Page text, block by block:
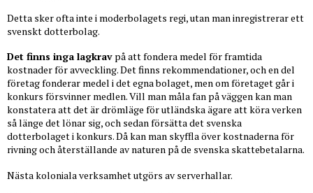
Detta sker ofta inte i moderbolagets regi, utan man inregistrerar ett
svenskt dotterbolag.
Det finns inga lagkrav på att fondera medel för framtida
kostnader för avveckling. Det finns rekommendationer, och en del
företag fonderar medel i det egna bolaget, men om företaget går i
konkurs försvinner medlen. Vill man måla fan på väggen kan man
konstatera att det är drömläge för utländska ägare att köra verken
så länge det lönar sig, och sedan försätta det svenska
dotterbolaget i konkurs. Då kan man skyffla över kostnaderna för
rivning och återställande av naturen på de svenska skattebetalarna.
Nästa koloniala verksamhet utgörs av serverhallar.